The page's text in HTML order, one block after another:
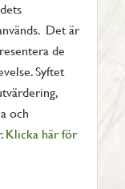
Det är
de
Syftet
och
Klicka här för